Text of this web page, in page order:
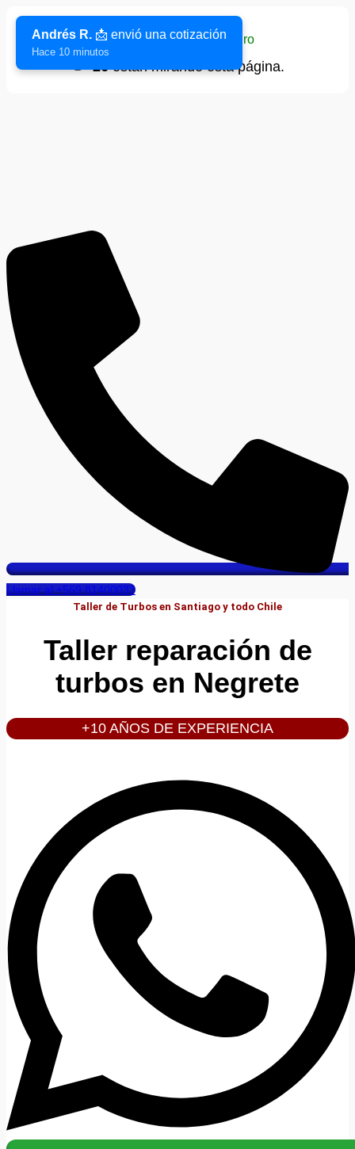
Sitio verificado y seguro
👁️ 26están mirando esta página.
Llamar al +569 81400033
Taller de Turbos en Santiago y todo Chile
Taller reparación de
turbos en Negrete
+10 AÑOS DE EXPERIENCIA
Andrés R. 📩 envió una cotización
Hace 10 minutos